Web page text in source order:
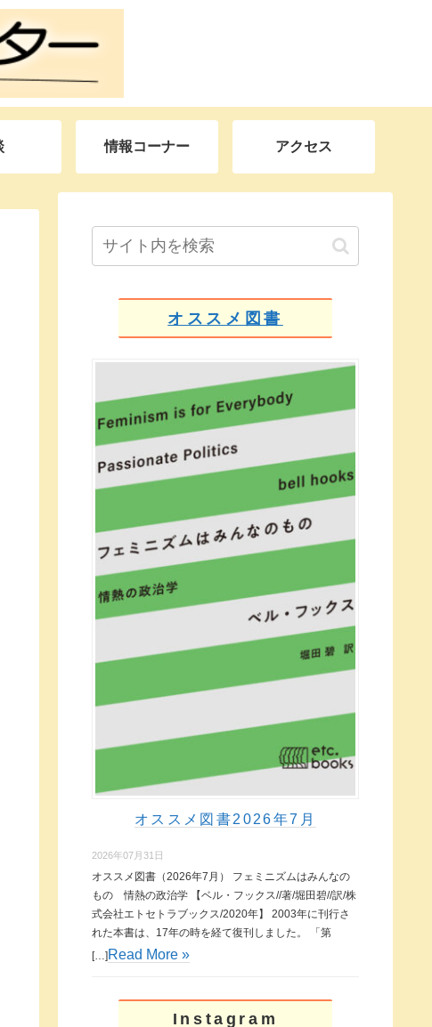
情報コーナー アクセス
オススメ図書
オススメ図書2026年7月
2026年07月31日
オススメ図書（2026年7月） フェミニズムはみんなの
もの 情熱の政治学 【ベル・フックス//著/堀田碧//訳/株
式会社エトセトラブックス/2020年】 2003年に刊行さ
れた本書は、17年の時を経て復刊しました。 「第
[…]Read More »
Instagram